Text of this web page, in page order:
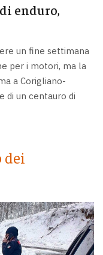
enduro,
un fine settimana
per i motori, ma la
a Corigliano-
di un centauro di
dei